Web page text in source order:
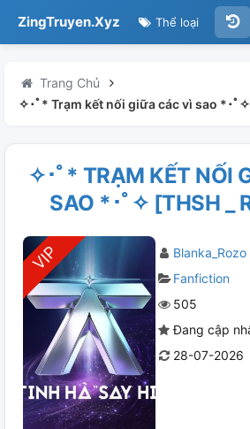
ZingTruyen.Xyz Thể loại
Trang Chủ
✧･ﾟ* Trạm kết nối giữa các vì sao *･ﾟ
✧･ﾟ* TRẠM KẾT NỐI
SAO *･ﾟ✧ [THSH _
Blanka_Rozo
Fanfiction
505
Đang cập
28-07-2026